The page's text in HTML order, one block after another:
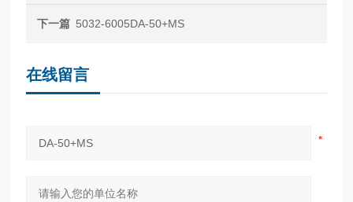
下一篇 5032-6005DA-50+MS
在线留言